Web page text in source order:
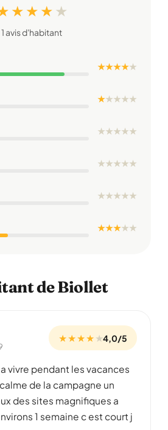
★ ★ ★★
1 avis d'habitant
★ ★ ★ ★★
★★★★★
★★★★★
★★★★★
★★★★★
★ ★ ★★★
de Biollet
★ ★ ★ ★★4,0/5
vivre pendant les vacances
de la campagne un
des sites magnifiques a
1 semaine c est court j